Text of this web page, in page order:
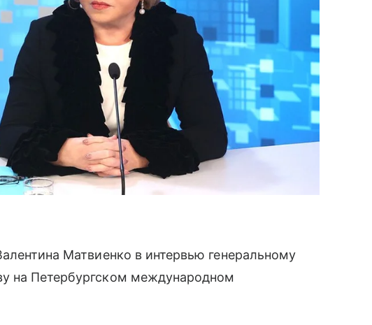
Матвиенко в интервью генеральному
на Петербургском международном